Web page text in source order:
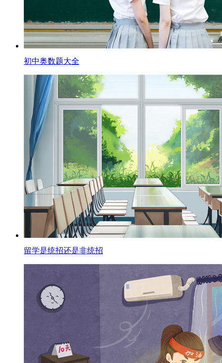
初中奥数题大全
留学是统招还是非统招